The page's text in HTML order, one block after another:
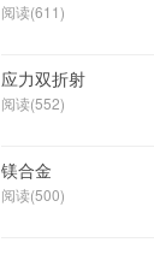
阅读(611)
应力双折射
阅读(552)
镁合金
阅读(500)